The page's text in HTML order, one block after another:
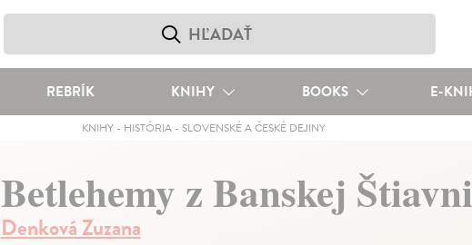
REBRÍK KNIHY BOOKS E-
KNIHY- HISTÓRIA- SLOVENSKÉ A ČESKÉ DEJINY
Betlehemy z Banskej
Denková Zuzana